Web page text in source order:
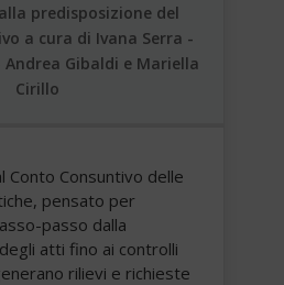
predisposizione del
a cura di Ivana Serra -
Andrea Gibaldi e Mariella
Cirillo
Conto Consuntivo delle
pensato per
passo dalla
atti fino ai controlli
rilievi e richieste